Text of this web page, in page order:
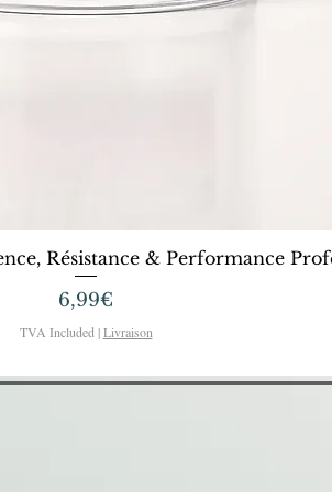
Quick View
Résistance & Performance
Price
6,99€
TVA Included|Livraison